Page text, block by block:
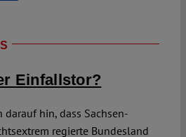
Einfallstor?
hin, dass Sachsen-
regierte Bundesland